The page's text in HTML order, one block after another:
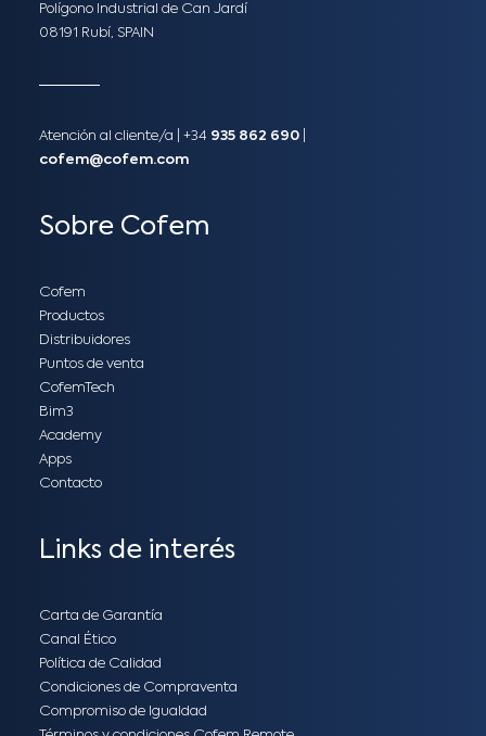
Polígono Industrial de Can Jardí
08191 Rubí, SPAIN
Atención al cliente/a​ | +34 935 862 690
cofem@cofem.com
Sobre Cofem
Cofem
Productos
Distribuidores
Puntos de venta
CofemTech
Bim3
Academy
Apps
Contacto
Links de interés
Carta de Garantía
Canal Ético
Política de Calidad
Condiciones de Compraventa
Compromiso de Igualdad